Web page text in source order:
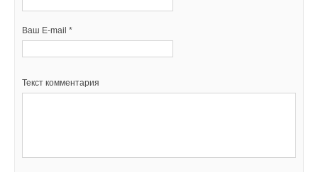
Ваш E-mail *
Текст комментария